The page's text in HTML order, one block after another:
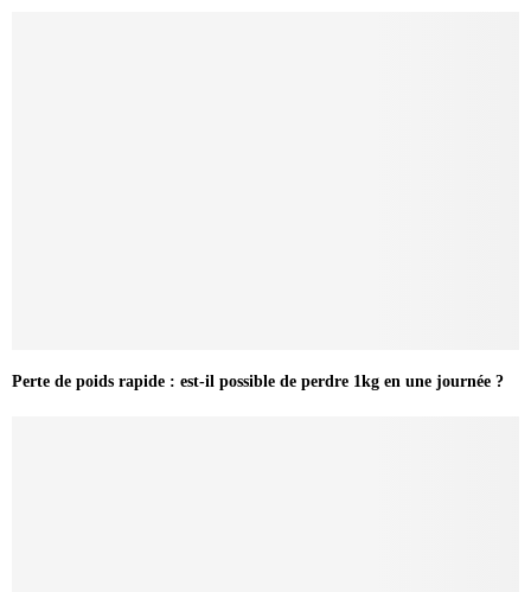
Perte de poids rapide : est-il possible de perdre 1kg en une journée ?